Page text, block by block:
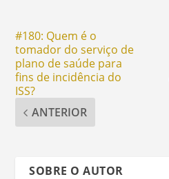
#180: Quem é o
tomador do serviço de
plano de saúde para
fins de incidência do
ISS?
ANTERIOR
SOBRE O AUTOR